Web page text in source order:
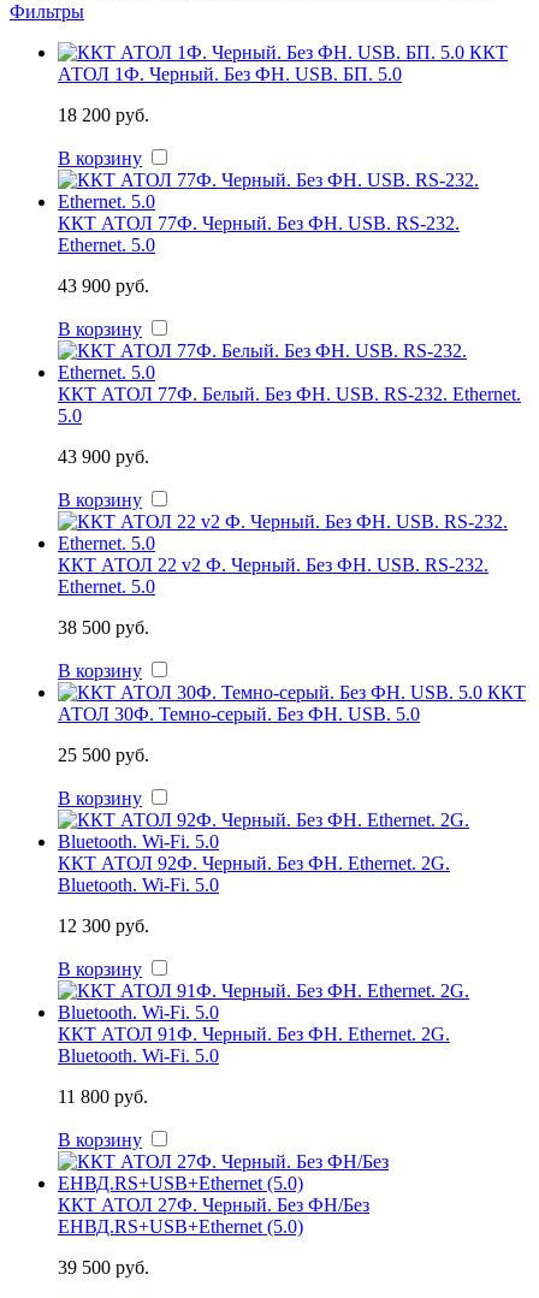
Фильтры
ККТ
АТОЛ 1Ф. Черный. Без ФН. USB. БП. 5.0
18 200 руб.
В корзину
ККТ АТОЛ 77Ф. Черный. Без ФН. USB. RS-232.
Ethernet. 5.0
43 900 руб.
В корзину
ККТ АТОЛ 77Ф. Белый. Без ФН. USB. RS-232. Ethernet.
5.0
43 900 руб.
В корзину
ККТ АТОЛ 22 v2 Ф. Черный. Без ФН. USB. RS-232.
Ethernet. 5.0
38 500 руб.
В корзину
ККТ
АТОЛ 30Ф. Темно-серый. Без ФН. USB. 5.0
25 500 руб.
В корзину
ККТ АТОЛ 92Ф. Черный. Без ФН. Ethernet. 2G.
Bluetooth. Wi-Fi. 5.0
12 300 руб.
В корзину
ККТ АТОЛ 91Ф. Черный. Без ФН. Ethernet. 2G.
Bluetooth. Wi-Fi. 5.0
11 800 руб.
В корзину
ККТ АТОЛ 27Ф. Черный. Без ФН/Без
ЕНВД.RS+USB+Ethernet (5.0)
39 500 руб.